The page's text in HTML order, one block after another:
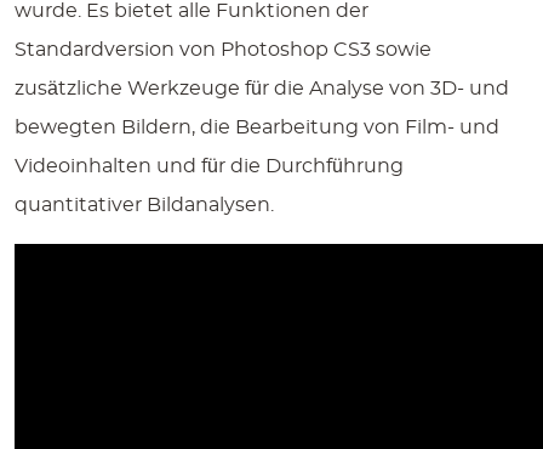
wurde. Es bietet alle Funktionen der
Standardversion von Photoshop CS3 sowie
zusätzliche Werkzeuge für die Analyse von 3D- und
bewegten Bildern, die Bearbeitung von Film- und
Videoinhalten und für die Durchführung
quantitativer Bildanalysen.